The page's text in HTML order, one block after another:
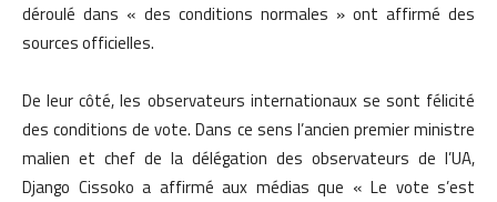
déroulé dans « des conditions normales » ont affirmé des
sources officielles.
De leur côté, les observateurs internationaux se sont félicité
des conditions de vote. Dans ce sens l’ancien premier ministre
malien et chef de la délégation des observateurs de l’UA,
Django Cissoko a affirmé aux médias que « Le vote s’est